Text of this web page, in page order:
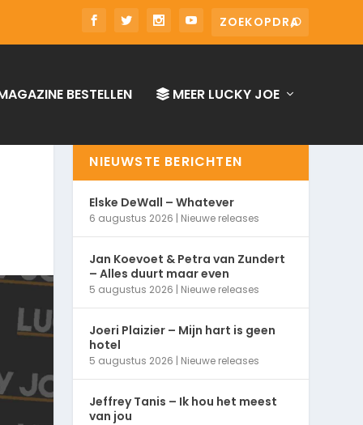
BESTELLEN MEER LUCKY JOE
NIEUWSTE BERICHTEN
Elske DeWall – Whatever
6 augustus 2026 | Nieuwe releases
Jan Koevoet & Petra van Zundert
– Alles duurt maar even
5 augustus 2026 | Nieuwe releases
Joeri Plaizier – Mijn hart is geen
hotel
5 augustus 2026 | Nieuwe releases
Jeffrey Tanis – Ik hou het meest
van jou